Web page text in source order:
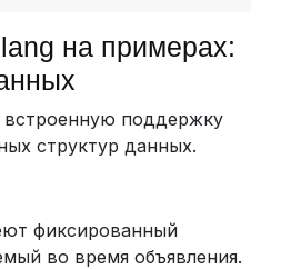
на примерах:
встроенную поддержку
структур данных.
фиксированный
во время объявления.